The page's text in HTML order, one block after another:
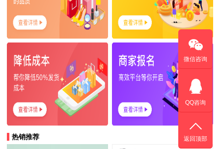
热销推荐
微信咨询
QQ咨询
返回顶部